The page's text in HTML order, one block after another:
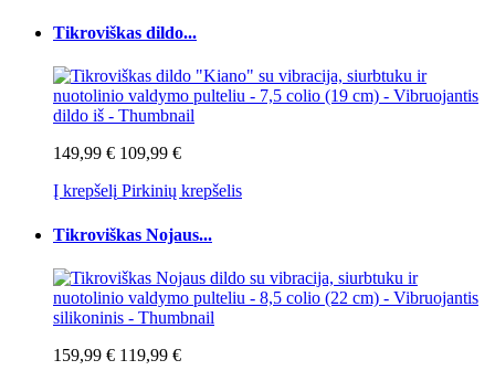
Tikroviškas dildo...
149,99 € 109,99 €
Į krepšelį Pirkinių krepšelis
Tikroviškas Nojaus...
159,99 € 119,99 €